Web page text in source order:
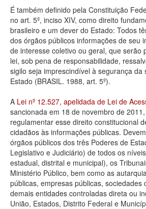
Administração
Legislação
Agenda
Perguntas frequentes
Contato
É também definido pela Constituição
no art. 5º, inciso XIV, como direito
brasileiro e um dever do Estado: Todos
dos órgãos públicos informações de seu
de interesse coletivo ou geral, que serão
lei, sob pena de responsabilidade,
sigilo seja imprescindível à segurança da
Estado (BRASIL. 1988, art. 5º).
A Lei nº 12.527, apelidada de Lei de
sancionada em 18 de novembro de
regulamentar esse direito constitucional
cidadãos às informações públicas.
órgãos públicos dos três Poderes de
Legislativo e Judiciário) de todos os
estadual, distrital e municipal), os
Ministério Público, bem como as
públicas, empresas públicas, sociedades
demais entidades controladas direta ou
União, Estados, Distrito Federal e